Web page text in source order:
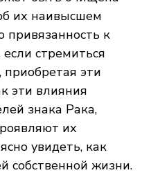
их наивысшем
привязанность к
стремиться
приобретая эти
эти влияния
знака Рака,
их
увидеть, как
собственной жизни.